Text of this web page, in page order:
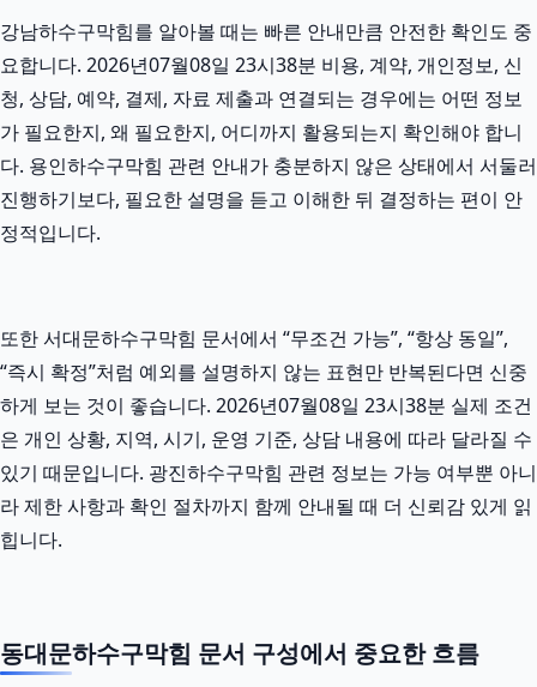
강남하수구막힘를 알아볼 때는 빠른 안내만큼 안전한 확인도 중
요합니다. 2026년07월08일 23시38분 비용, 계약, 개인정보, 신
청, 상담, 예약, 결제, 자료 제출과 연결되는 경우에는 어떤 정보
가 필요한지, 왜 필요한지, 어디까지 활용되는지 확인해야 합니
다. 용인하수구막힘 관련 안내가 충분하지 않은 상태에서 서둘러
진행하기보다, 필요한 설명을 듣고 이해한 뒤 결정하는 편이 안
정적입니다.
또한 서대문하수구막힘 문서에서 “무조건 가능”, “항상 동일”,
“즉시 확정”처럼 예외를 설명하지 않는 표현만 반복된다면 신중
하게 보는 것이 좋습니다. 2026년07월08일 23시38분 실제 조건
은 개인 상황, 지역, 시기, 운영 기준, 상담 내용에 따라 달라질 수
있기 때문입니다. 광진하수구막힘 관련 정보는 가능 여부뿐 아니
라 제한 사항과 확인 절차까지 함께 안내될 때 더 신뢰감 있게 읽
힙니다.
동대문하수구막힘 문서 구성에서 중요한 흐름